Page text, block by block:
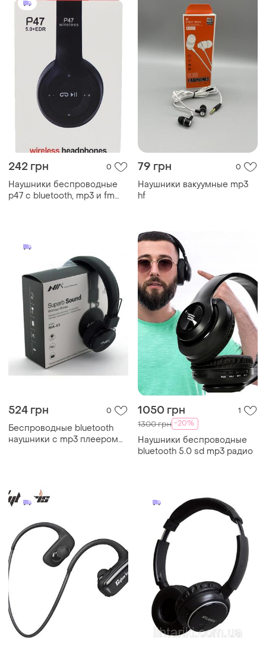
242 грн 0
Наушники беспроводные
p47 с bluetooth, mp3 и fm
79 грн 0
Наушники вакуумные mp3
hf
524 грн 0
Беспроводные bluetooth
наушники с mp3 плеером
1050 грн 1
1300 грн -20%
Наушники беспроводные
bluetooth 5.0 sd mp3 радио